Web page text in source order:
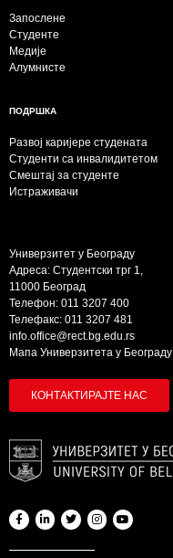
Запослене
Студенте
Медије
Алумнисте
ПОДРШКА
Развој каријере студената
Студенти са инвалидитетом
Смештај за студенте
Истраживачи
Универзитет у Београду
Адреса: Студентски трг 1,
11000 Београд
Телефон: 011 3207 400
Телефакс: 011 3207 481
info.office@rect.bg.edu.rs
Мапа Универзитета у Београду
КОНТАКТИРАЈТЕ НАС